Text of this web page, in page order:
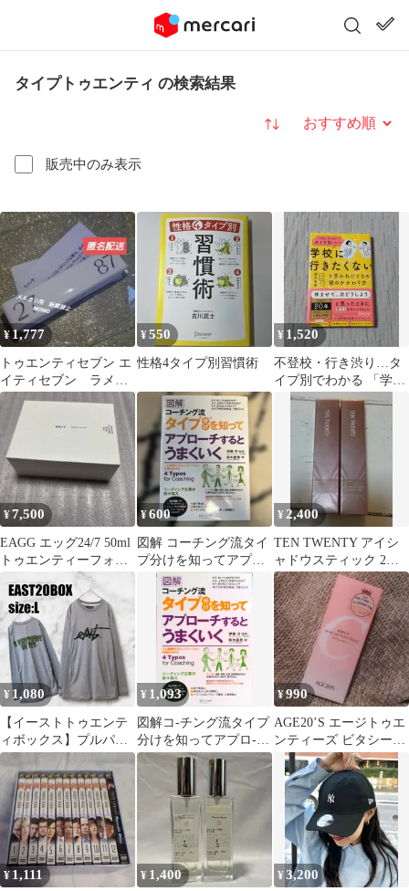
タイプトゥエンティ の検索結果
販売中のみ表示
並び替え
¥ 1,777
トゥエンティセブン エ
イティセブン ラメッ
タ
¥550
性格4タイプ別習慣術
¥ 1,520
不登校・行き渋り…タ
イプ別でわかる 「学校
に行きたくない」と言
われたときの親の…
¥7,500
EAGG エッグ24/7 50ml
トゥエンティーフォー
セブン 香水オードト
ワレ
¥600
図解 コーチング流タイ
プ分けを知ってアプロ
ーチするとうまくいく
¥ 2,400
TEN TWENTY アイシ
ャドウスティック 2本
セット
¥ 1,080
【イーストトゥエンテ
ィボックス】プルパー
カー ヴィンテージ トレ
ーナー ETB
¥ 1,093
図解コ-チング流タイプ
分けを知ってアプロ-チ
するとうまくいく /ディ
スカヴァ-・トゥエンテ
ィワン/鈴木義幸（大型
¥990
AGE20’S エージトゥエ
ンティーズ ビタシース
キンケアトンアップ化
粧下地
¥1,111 ¥ 1,400 ¥3,200